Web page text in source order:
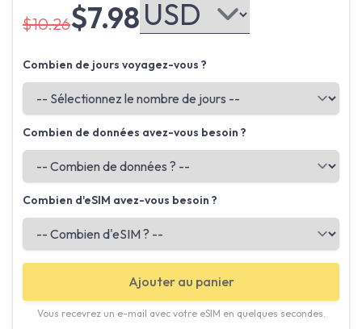
$10.26$7.98
Combien de jours voyagez-vous ?
Combien de données avez-vous besoin ?
Combien d'eSIM avez-vous besoin ?
Ajouter au panier
Vous recevrez un e-mail avec votre eSIM en quelques secondes.